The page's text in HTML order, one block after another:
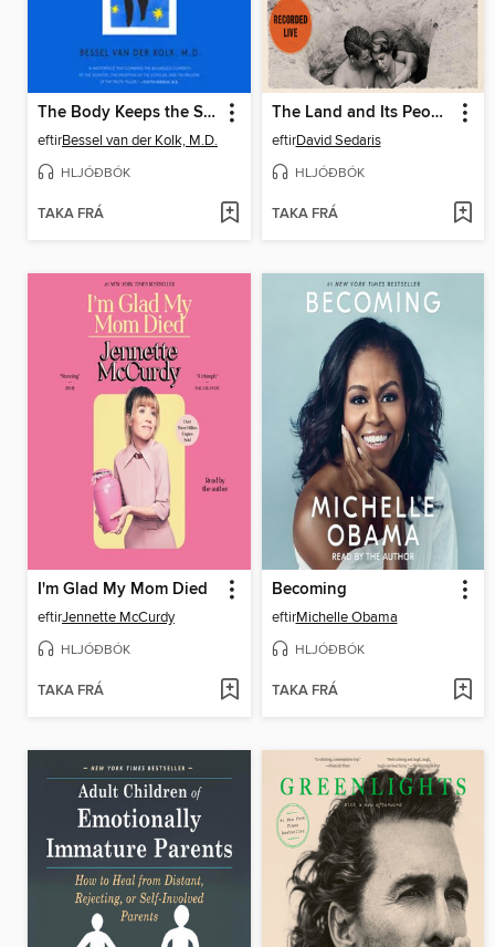
The Body Keeps the Score
eftirBessel van der Kolk, M.D.
HLJÓÐBÓK
TAKA FRÁ
The Land and Its People
eftirDavid Sedaris
HLJÓÐBÓK
TAKA FRÁ
I'm Glad My Mom Died
eftirJennette McCurdy
HLJÓÐBÓK
TAKA FRÁ
Becoming
eftirMichelle Obama
HLJÓÐBÓK
TAKA FRÁ